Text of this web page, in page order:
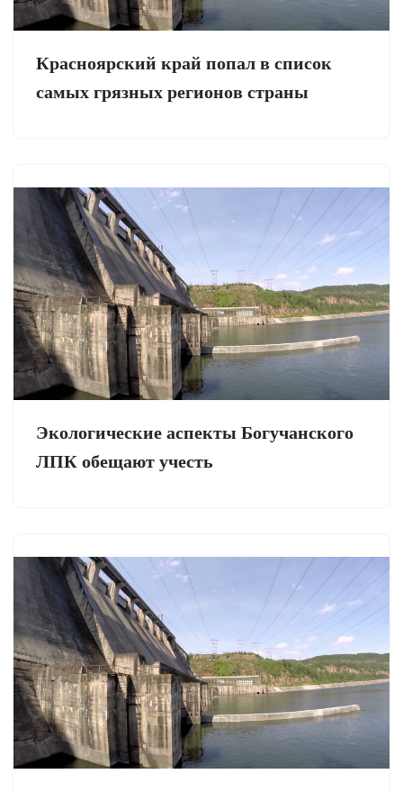
Красноярский край попал в список
самых грязных регионов страны
Экологические аспекты Богучанского
ЛПК обещают учесть